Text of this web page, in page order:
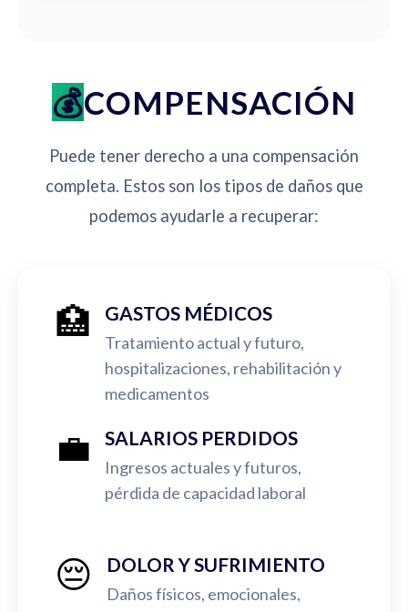
COMPENSACIÓN
Puede tener derecho a una compensación
completa. Estos son los tipos de daños que
podemos ayudarle a recuperar:
🏥 GASTOS MÉDICOS
Tratamiento actual y futuro,
hospitalizaciones, rehabilitación y
medicamentos
💼 SALARIOS PERDIDOS
Ingresos actuales y futuros,
pérdida de capacidad laboral
😔 DOLOR Y SUFRIMIENTO
Daños físicos, emocionales,